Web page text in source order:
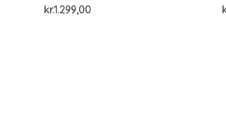
kr.1.299,00